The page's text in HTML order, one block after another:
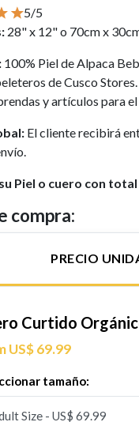
5/5
28" x 12" o 70cm x
100% Piel de Alpaca
de Cusco
y artículos para
El cliente recibirá
Piel o cuero con
compra:
PRECIO
Curtido
US$ 69.99
tamaño: